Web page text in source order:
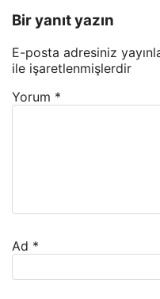
Bir yanıt yazın
E-posta adresiniz
ile işaretlenmişlerdir
Yorum *
Ad *